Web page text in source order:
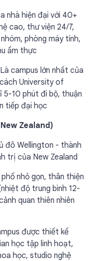
nhà hiện đại với 40+
cao, thư viện 24/7,
phòng máy tính,
ẩm thực
campus lớn nhất của
University of
5-10 phút đi bộ, thuận
tiếp đại học
Zealand)
đô Wellington - thành
trị của New Zealand
phố nhỏ gọn, thân thiện
độ trung bình 12-
quan thiên nhiên
được thiết kế
học tập linh hoạt,
học, studio nghệ